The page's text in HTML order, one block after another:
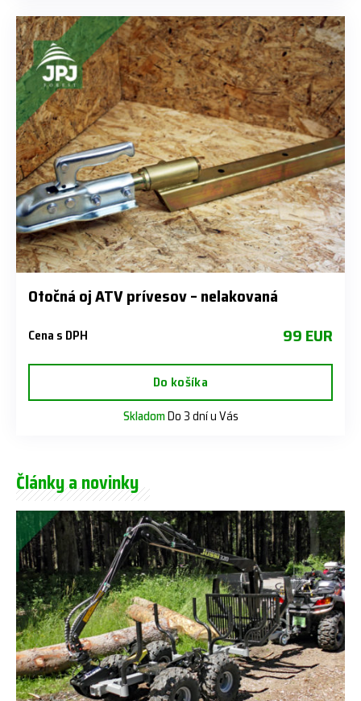
Otočná oj ATV prívesov – nelakovaná
Cena s DPH 99 EUR
Do košíka
SkladomDo 3 dní u Vás
Články a novinky